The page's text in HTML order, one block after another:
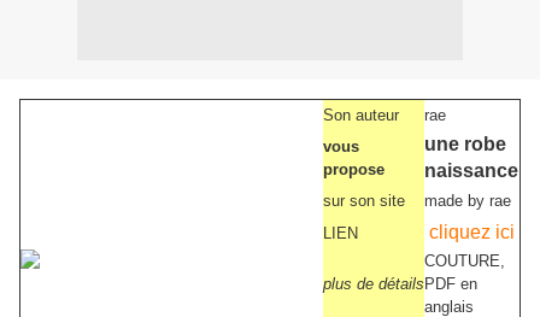
Son auteur
rae
vous
propose
une robe
naissance
sur son site
made by rae
LIEN
cliquez ici
plus de détails
COUTURE,
PDF en
anglais